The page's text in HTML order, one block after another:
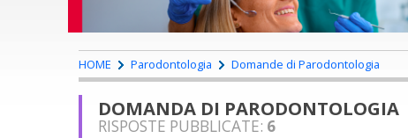
HOME Parodontologia Domande di Parodontologia
DOMANDA DI PARODONTOLOGIA
RISPOSTE PUBBLICATE: 6